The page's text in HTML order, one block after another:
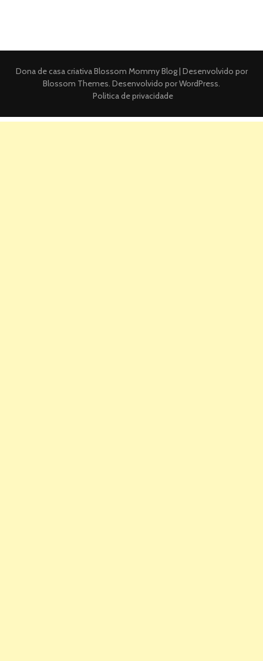
Dona de casa criativaBlossom Mommy Blog | Desenvolvido por
Blossom Themes. Desenvolvido porWordPress.
Politica de privacidade